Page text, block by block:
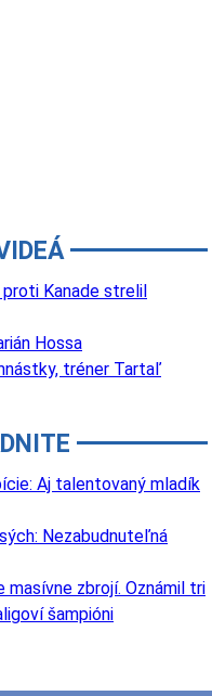
Kanade strelil
Hossa
tréner Tartaľ
Aj talentovaný mladík
Nezabudnuteľná
zbrojí. Oznámil tri
šampióni